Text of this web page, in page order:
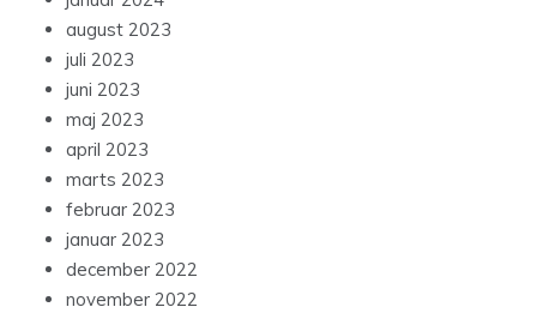
august 2023
juli 2023
juni 2023
maj 2023
april 2023
marts 2023
februar 2023
januar 2023
december 2022
november 2022